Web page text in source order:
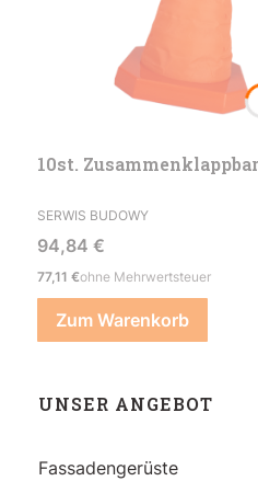
10st.
HERSTELLER
SERWIS BUDOWY
Preis
94,84 €
Preis
77,11 €ohne Mehrwertsteuer
Zum Warenkorb
Fußzeilenmenü
UNSER ANGEBOT
Fassadengerüste